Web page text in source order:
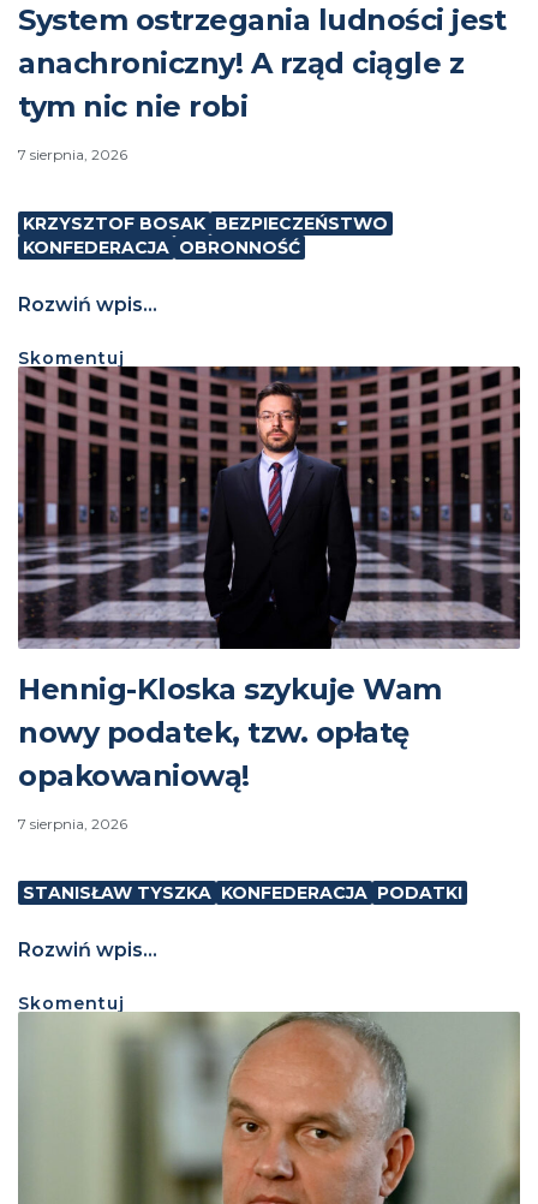
System ostrzegania ludności jest
anachroniczny! A rząd ciągle z
tym nic nie robi
7 sierpnia, 2026
KRZYSZTOF BOSAK BEZPIECZEŃSTWO
KONFEDERACJA OBRONNOŚĆ
Rozwiń wpis...
Skomentuj
Hennig-Kloska szykuje Wam
nowy podatek, tzw. opłatę
opakowaniową!
7 sierpnia, 2026
STANISŁAW TYSZKA KONFEDERACJA PODATKI
Rozwiń wpis...
Skomentuj